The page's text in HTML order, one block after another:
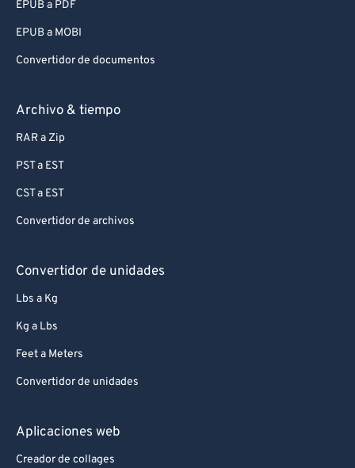
EPUB a PDF
EPUB a MOBI
Convertidor de documentos
Archivo & tiempo
RAR a Zip
PST a EST
CST a EST
Convertidor de archivos
Convertidor de unidades
Lbs a Kg
Kg a Lbs
Feet a Meters
Convertidor de unidades
Aplicaciones web
Creador de collages